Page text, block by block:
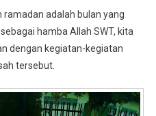
ramadan adalah bulan yang
hamba Allah SWT, kita
dengan kegiatan-kegiatan
tersebut.